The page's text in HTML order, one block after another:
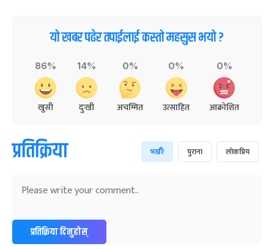
यो खबर पढेर तपाईलाई कस्तो महसुस भयो ?
86%
खुसी
14%
दुःखी
0%
अचम्मित
0%
उत्साहित
0%
आक्रोशित
प्रतिक्रिया भर्खरै पुराना लोकप्रिय
प्रतिक्रिया दिनुहोस्